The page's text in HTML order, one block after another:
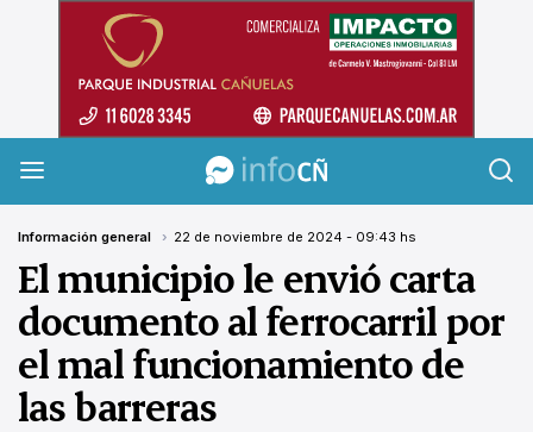
InfoCañuelas
Información general 22 de noviembre de 2024 - 09:43 hs
El municipio le envió carta
documento al ferrocarril por
el mal funcionamiento de
las barreras